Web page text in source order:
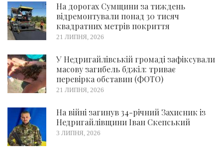
На дорогах Сумщини за тиждень
відремонтували понад 30 тисяч
квадратних метрів покриття
21 ЛИПНЯ, 2026
У Недригайлівській громаді зафіксували
масову загибель бджіл: триває
перевірка обставин (ФОТО)
21 ЛИПНЯ, 2026
На війні загинув 34-річний Захисник із
Недригайлівщини Іван Скепський
3 ЛИПНЯ, 2026